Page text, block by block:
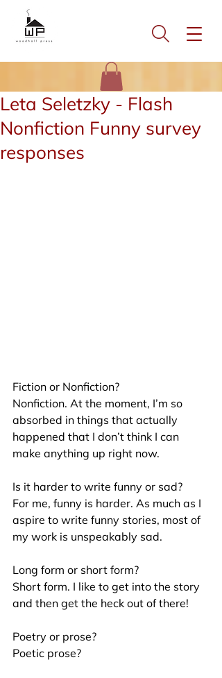
Leta Seletzky - Flash
Nonfiction Funny survey
responses
Fiction or Nonfiction?
Nonfiction. At the moment, I’m so
absorbed in things that actually
happened that I don’t think I can
make anything up right now.
Is it harder to write funny or sad?
For me, funny is harder. As much as I
aspire to write funny stories, most of
my work is unspeakably sad.
Long form or short form?
Short form. I like to get into the story
and then get the heck out of there!
Poetry or prose?
Poetic prose?